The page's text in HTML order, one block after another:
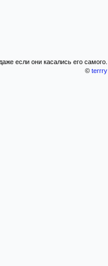
если они касались его самого.
© terrry